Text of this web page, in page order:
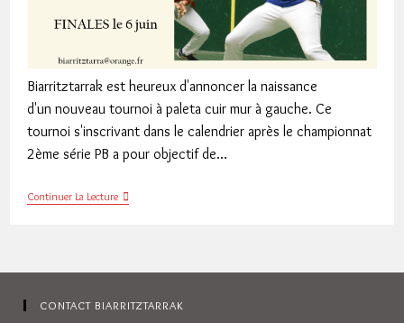
Biarritztarrak est heureux d'annoncer la naissance
d'un nouveau tournoi à paleta cuir mur à gauche. Ce
tournoi s'inscrivant dans le calendrier après le championnat
2ème série PB a pour objectif de…
Continuer La LectureTournoi
CONTACT BIARRITZTARRAK